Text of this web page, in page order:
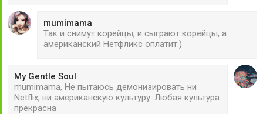
mumimama
Так и снимут корейцы, и сыграют корейцы, а
американский Нетфликс оплатит:)
My Gentle Soul
mumimama, Не пытаюсь демонизировать ни
Netflix, ни американскую культуру. Любая культура
прекрасна